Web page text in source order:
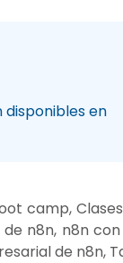
disponibles en
camp,
n8n, n8n
de n8n,